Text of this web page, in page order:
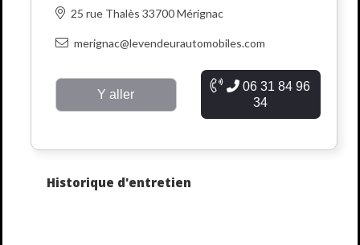
25 rue Thalès 33700 Mérignac
merignac@levendeurautomobiles.com
Y aller
06 31 84 96
34
Historique d'entretien